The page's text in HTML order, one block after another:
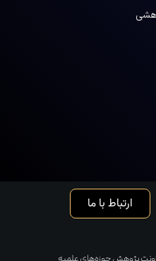
پژوهش حوزه‌های علمیه
ارتباط با ما